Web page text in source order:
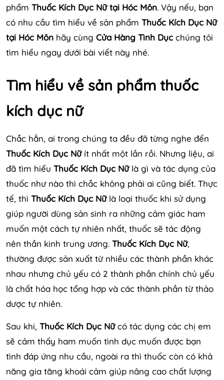
phẩm Thuốc Kích Dục Nữ tại Hóc Môn. Vậy nếu, bạn
có nhu cầu tìm hiểu về sản phẩm Thuốc Kích Dục Nữ
tại Hóc Môn hãy cùng Cửa Hàng Tình Dục chúng tôi
tìm hiểu ngay dưới bài viết này nhé.
Tìm hiểu về sản phẩm thuốc
kích dục nữ
Chắc hẳn, ai trong chúng ta đều đã từng nghe đến
Thuốc Kích Dục Nữít nhất một lần rồi. Nhưng liệu, ai
đã tìm hiểu Thuốc Kích Dục Nữlà gì và tác dụng của
thuốc như nào thì chắc không phải ai cũng biết. Thực
tế, thì Thuốc Kích Dục Nữlà loại thuốc khi sử dụng
giúp người dùng sản sinh ra những cảm giác ham
muốn một cách tự nhiên nhất, thuốc sẽ tác động
nên thần kinh trung ương. Thuốc Kích Dục Nữ,
thường được sản xuất từ nhiều các thành phần khác
nhau nhưng chủ yếu có 2 thành phần chính chủ yếu
là chất hóa học tổng hợp và các thành phần từ thảo
dược tự nhiên.
Sau khi, Thuốc Kích Dục Nữcó tác dụng các chị em
sẽ cảm thấy ham muốn tình dục muốn được bạn
tình đáp ứng nhu cầu, ngoài ra thì thuốc còn có khả
năng gia tăng khoái cảm giúp nâng cao chất lượng